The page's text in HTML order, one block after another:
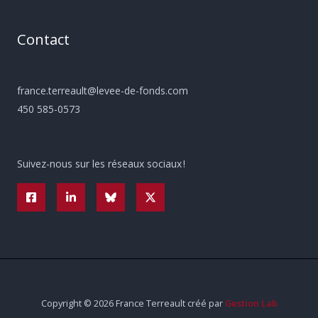
Contact
france.terreault@levee-de-fonds.com
450 585-0573
Suivez-nous sur les réseaux sociaux !
Copyright © 2026 France Terreault créé par Gestion Lab